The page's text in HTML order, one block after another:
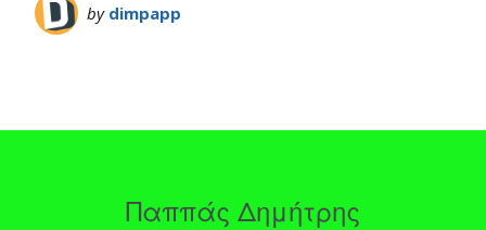
by dimpapp
Παππάς Δημήτρης